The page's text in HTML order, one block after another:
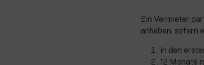
Ein Vermieter
anheben, sofern
in den
12 Monate